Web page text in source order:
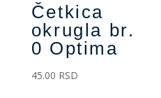
Četkica
okrugla br.
0 Optima
45.00 RSD